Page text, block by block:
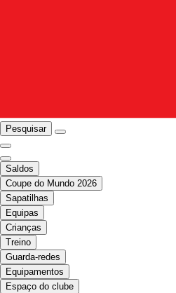
Pesquisar
Saldos
Coupe do Mundo 2026
Sapatilhas
Equipas
Crianças
Treino
Guarda-redes
Equipamentos
Espaço do clube